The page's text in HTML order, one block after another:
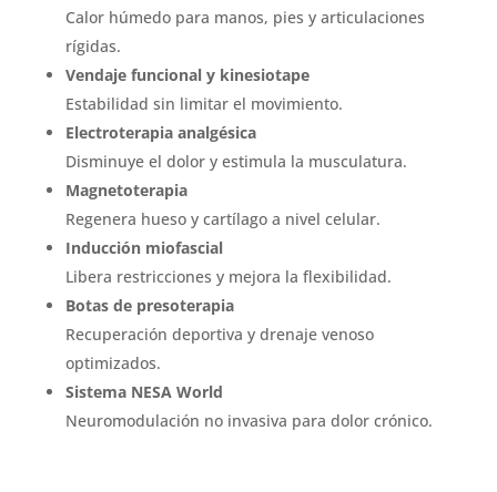
Calor húmedo para manos, pies y articulaciones
rígidas.
Vendaje funcional y kinesiotape
Estabilidad sin limitar el movimiento.
Electroterapia analgésica
Disminuye el dolor y estimula la musculatura.
Magnetoterapia
Regenera hueso y cartílago a nivel celular.
Inducción miofascial
Libera restricciones y mejora la flexibilidad.
Botas de presoterapia
Recuperación deportiva y drenaje venoso
optimizados.
Sistema NESA World
Neuromodulación no invasiva para dolor crónico.